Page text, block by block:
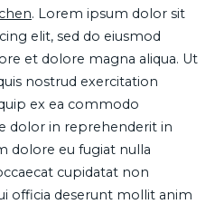
. Lorem ipsum dolor sit
elit, sed do eiusmod
et dolore magna aliqua. Ut
nostrud exercitation
ex ea commodo
dolor in reprehenderit in
dolore eu fugiat nulla
cupidatat non
officia deserunt mollit anim